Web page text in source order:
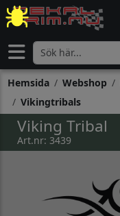
Hemsida Webshop
Vikingtribals
Viking Tribal
Art.nr: 3439